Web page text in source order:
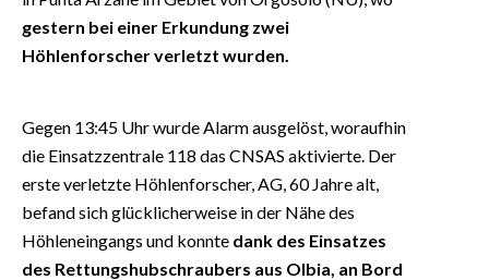
INFO AZIENDE
ANNUNCI
NECROLOGI
PUBBLICITÀ
SPIAGGE
STORE
gestern bei einer Erkundung zwei
Höhlenforscher verletzt wurden.
Gegen 13:45 Uhr wurde Alarm ausgelöst, woraufhin
die Einsatzzentrale 118 das CNSAS aktivierte. Der
erste verletzte Höhlenforscher, AG, 60 Jahre alt,
befand sich glücklicherweise in der Nähe des
Höhleneingangs und konnte dank des Einsatzes
des Rettungshubschraubers aus Olbia, an Bord